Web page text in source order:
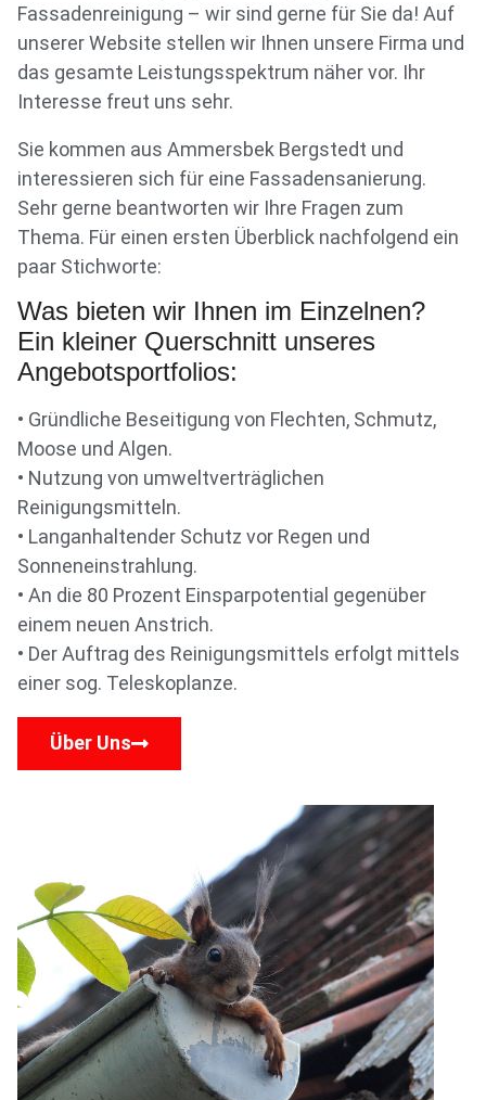
Fassadenreinigung – wir sind gerne für Sie da! Auf
unserer Website stellen wir Ihnen unsere Firma und
das gesamte Leistungsspektrum näher vor. Ihr
Interesse freut uns sehr.
Sie kommen aus Ammersbek Bergstedt und
interessieren sich für eine Fassadensanierung.
Sehr gerne beantworten wir Ihre Fragen zum
Thema. Für einen ersten Überblick nachfolgend ein
paar Stichworte:
Was bieten wir Ihnen im Einzelnen?
Ein kleiner Querschnitt unseres
Angebotsportfolios:
• Gründliche Beseitigung von Flechten, Schmutz,
Moose und Algen.
• Nutzung von umweltverträglichen
Reinigungsmitteln.
• Langanhaltender Schutz vor Regen und
Sonneneinstrahlung.
• An die 80 Prozent Einsparpotential gegenüber
einem neuen Anstrich.
• Der Auftrag des Reinigungsmittels erfolgt mittels
einer sog. Teleskoplanze.
Über Uns